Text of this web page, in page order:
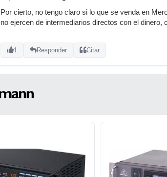
Por cierto, no tengo claro si lo que se venda en
no ejercen de intermediarios directos con el
1 Responder Citar